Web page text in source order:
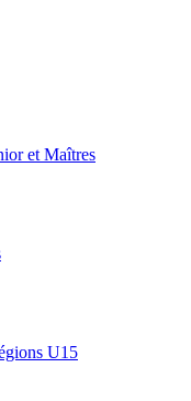
et Maîtres
U15